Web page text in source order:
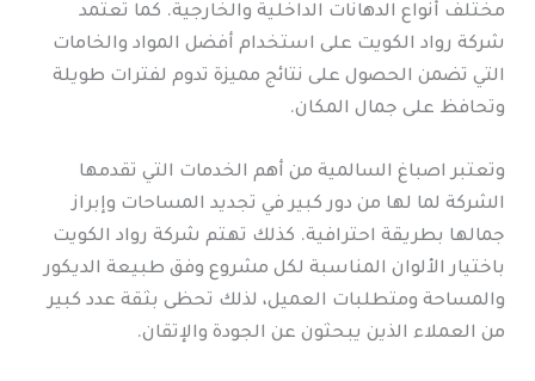
مختلف أنواع الدهانات الداخلية والخارجية. كما تعتمد
شركة رواد الكويت على استخدام أفضل المواد والخامات
التي تضمن الحصول على نتائج مميزة تدوم لفترات طويلة
وتحافظ على جمال المكان.
وتعتبر اصباغ السالمية من أهم الخدمات التي تقدمها
الشركة لما لها من دور كبير في تجديد المساحات وإبراز
جمالها بطريقة احترافية. كذلك تهتم شركة رواد الكويت
باختيار الألوان المناسبة لكل مشروع وفق طبيعة الديكور
والمساحة ومتطلبات العميل، لذلك تحظى بثقة عدد كبير
من العملاء الذين يبحثون عن الجودة والإتقان.